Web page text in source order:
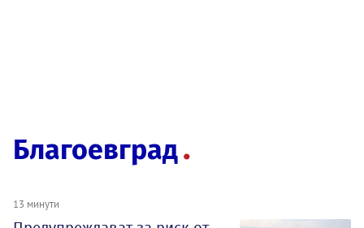
Благоевград
13 минути